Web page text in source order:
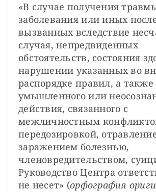
«В случае получения
заболевания или иных
вызванных вследствие
случая, непредвиденных
обстоятельств, состояния
нарушении указанных во
распорядке правил, а также
умышленного или
действия, связанного с
межличностным
передозировкой,
заражением болезнью,
членовредительством,
Руководство Центра
не несет» (орфография